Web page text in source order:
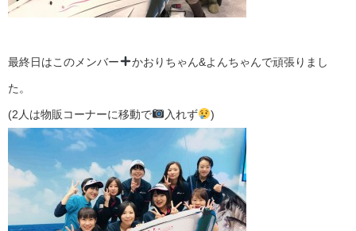
最終日はこのメンバー かおりちゃん&よんちゃんで頑張りまし
た。
(2人は物販コーナーに移動で 入れず )